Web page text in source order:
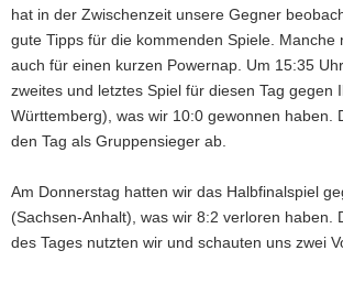
hat in der Zwischenzeit unsere Gegner
gute Tipps für die kommenden Spiele. Manche
auch für einen kurzen Powernap. Um 15:35
zweites und letztes Spiel für diesen Tag gegen
Württemberg), was wir 10:0 gewonnen haben.
den Tag als Gruppensieger ab.
Am Donnerstag hatten wir das Halbfinalspiel
(Sachsen-Anhalt), was wir 8:2 verloren haben.
des Tages nutzten wir und schauten uns zwei